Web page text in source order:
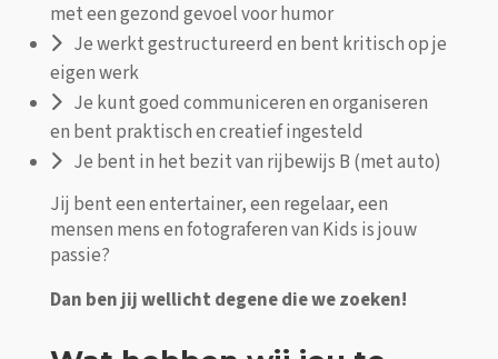
met een gezond gevoel voor humor
Je werkt gestructureerd en bent kritisch op je
eigen werk
Je kunt goed communiceren en organiseren
en bent praktisch en creatief ingesteld
Je bent in het bezit van rijbewijs B (met auto)
Jij bent een entertainer, een regelaar, een
mensen mens en fotograferen van Kids is jouw
passie?
Dan ben jij wellicht degene die we zoeken!